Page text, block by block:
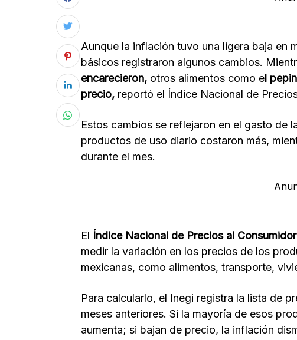
Aunque la inflación tuvo una ligera baja en
básicos registraron algunos cambios.
encarecieron, otros alimentos como el
precio, reportó el Índice Nacional de
Estos cambios se reflejaron en el gasto de
productos de uso diario costaron más,
durante el mes.
El Índice Nacional de Precios al Consumidor
medir la variación en los precios de los
mexicanas, como alimentos, transporte,
Para calcularlo, el Inegi registra la lista de
meses anteriores. Si la mayoría de esos
aumenta; si bajan de precio, la inflación